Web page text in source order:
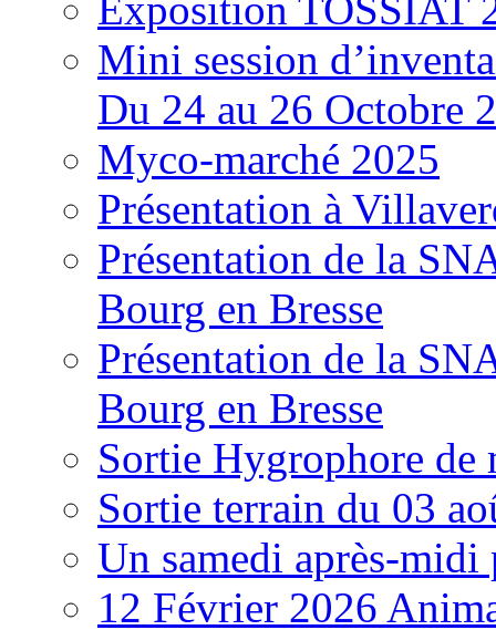
Mini session
Du 24 au 26 Octobre
Myco-marché 2025
Présentation à
Présentation de la
Bourg en Bresse
Présentation de la
Bourg en Bresse
Sortie Hygrophore de
Sortie terrain du 03
Un samedi après-
12 Février 2026